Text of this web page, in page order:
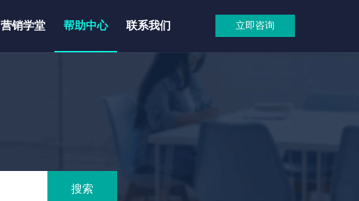
营销学堂 帮助中心 联系我们 立即咨询